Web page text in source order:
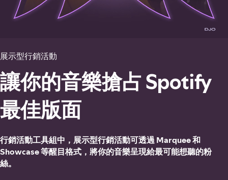
展示型行銷活動
讓你的音樂搶占 Spotify
最佳版面
行銷活動工具組中，展示型行銷活動可透過 Marquee 和
Showcase 等醒目格式，將你的音樂呈現給最可能想聽的粉
絲。